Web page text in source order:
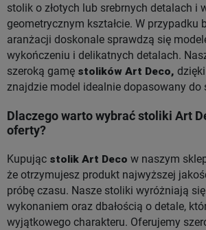
stolik o złotych lub srebrnych detalach i
geometrycznym kształcie. W przypadku
aranżacji doskonale sprawdzą się
wykończeniu i delikatnych detalach.
szeroką gamę stolików Art Deco,
znajdzie model idealnie dopasowany do
Dlaczego warto wybrać stoliki Art
oferty?
Kupując stolik Art Deco w naszym
że otrzymujesz produkt najwyższej
próbę czasu. Nasze stoliki wyróżniają
wykonaniem oraz dbałością o detale,
wyjątkowego charakteru. Oferujemy